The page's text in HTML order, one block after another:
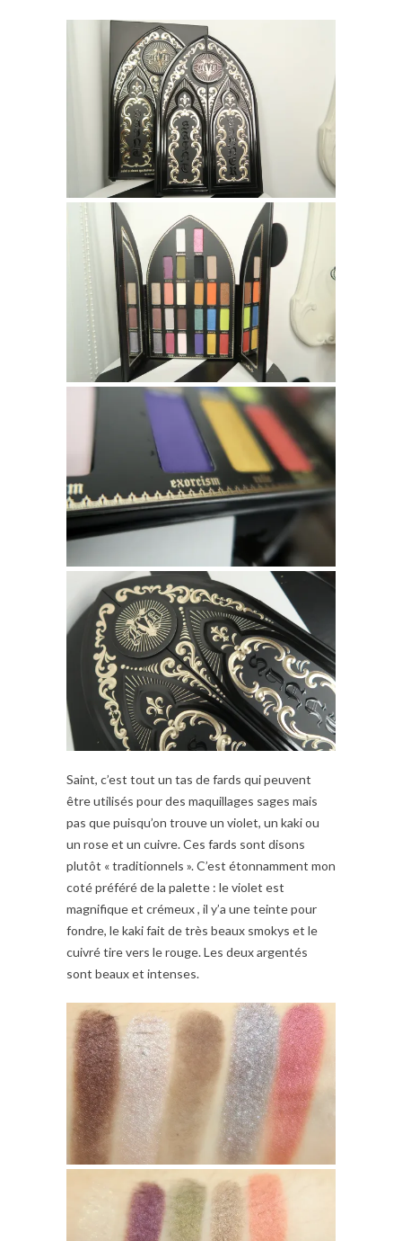
Saint, c’est tout un tas de fards qui peuvent
être utilisés pour des maquillages sages mais
pas que puisqu’on trouve un violet, un kaki ou
un rose et un cuivre. Ces fards sont disons
plutôt « traditionnels ». C’est étonnamment mon
coté préféré de la palette : le violet est
magnifique et crémeux , il y’a une teinte pour
fondre, le kaki fait de très beaux smokys et le
cuivré tire vers le rouge. Les deux argentés
sont beaux et intenses.